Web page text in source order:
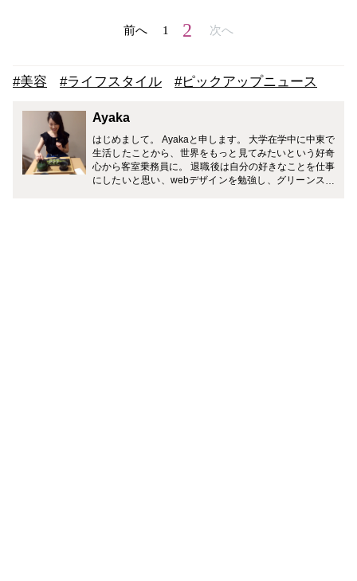
前へ 1 2 次へ
#美容 #ライフスタイル #ピックアップニュース
Ayaka
はじめまして。 Ayakaと申します。 大学在学中に中東で
生活したことから、世界をもっと見てみたいという好奇
心から客室乗務員に。 退職後は自分の好きなことを仕事
にしたいと思い、webデザインを勉強し、グリーンスム